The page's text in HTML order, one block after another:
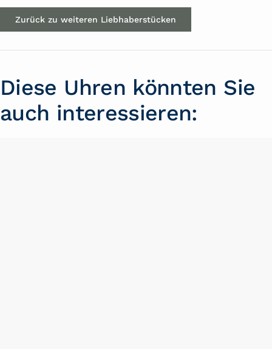
Zurück zu weiteren Liebhaberstücken
Diese Uhren könnten Sie
auch interessieren: